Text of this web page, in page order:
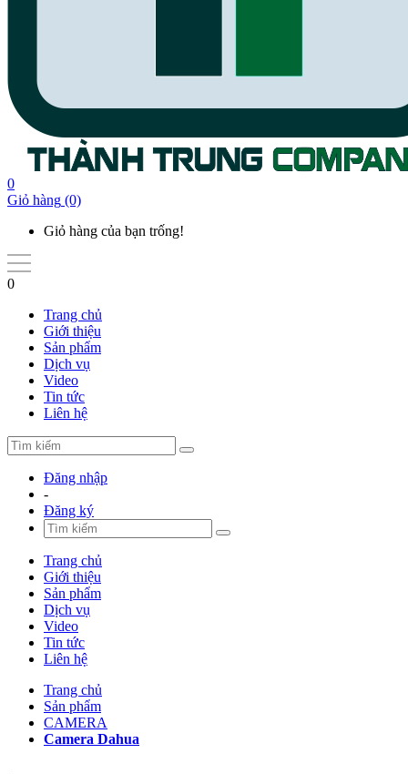
0
Giỏ hàng (0)
Giỏ hàng của bạn trống!
0
Trang chủ
Giới thiệu
Sản phẩm
Dịch vụ
Video
Tin tức
Liên hệ
Đăng nhập
-
Đăng ký
Trang chủ
Giới thiệu
Sản phẩm
Dịch vụ
Video
Tin tức
Liên hệ
Trang chủ
Sản phẩm
CAMERA
Camera Dahua